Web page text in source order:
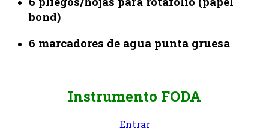
bond)
6 marcadores de agua punta gruesa
Instrumento FODA
Entrar